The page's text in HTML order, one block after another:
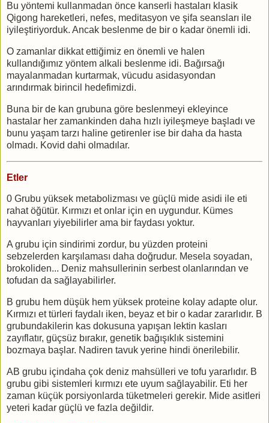
Bu yöntemi kullanmadan önce kanserli hastaları klasik
Qigong hareketleri, nefes, meditasyon ve şifa seansları ile
iyileştiriyorduk. Ancak beslenme de bir o kadar önemli idi.
O zamanlar dikkat ettiğimiz en önemli ve halen
kullandığımız yöntem alkali beslenme idi. Bağırsağı
mayalanmadan kurtarmak, vücudu asidasyondan
arındırmak birincil hedefimizdi.
Buna bir de kan grubuna göre beslenmeyi ekleyince
hastalar her zamankinden daha hızlı iyileşmeye başladı ve
bunu yaşam tarzı haline getirenler ise bir daha da hasta
olmadı. Kovid dahi olmadılar.
Etler
0 Grubu yüksek metabolizması ve güçlü mide asidi ile eti
rahat öğütür. Kırmızı et onlar için en uygundur. Kümes
hayvanları yiyebilirler ama bir faydası yoktur.
A grubu için sindirimi zordur, bu yüzden proteini
sebzelerden karşılaması daha doğrudur. Mesela soyadan,
brokoliden... Deniz mahsullerinin serbest olanlarından ve
tofudan da sağlayabilirler.
B grubu hem düşük hem yüksek proteine kolay adapte olur.
Kırmızı et türleri faydalı iken, beyaz et bir o kadar zararlıdır. B
grubundakilerin kas dokusuna yapışan lektin kasları
zayıflatır, güçsüz bırakır, genetik bağışıklık sistemini
bozmaya başlar. Nadiren tavuk yerine hindi önerilebilir.
AB grubu içindaha çok deniz mahsülleri ve tofu yararlıdır. B
grubu gibi sistemleri kırmızı ete uyum sağlayabilir. Eti her
zaman küçük porsiyonlarda tüketmeleri gerekir. Mide asitleri
yeteri kadar güçlü ve fazla değildir.